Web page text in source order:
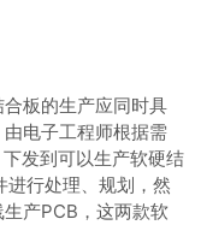
板的生产应同时具
电子工程师根据需
发到可以生产软硬结
行处理、规划，然
产PCB，这两款软